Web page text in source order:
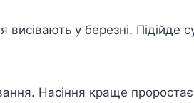
висівають у березні. Підійде
Насіння краще